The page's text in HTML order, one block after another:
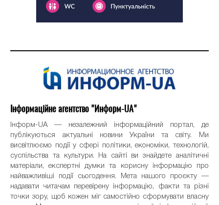
Інформаційне агентство "Информ-UA"
Інформ-UA — незалежний інформаційний портал, де
публікуються актуальні новини України та світу. Ми
висвітлюємо події у сфері політики, економіки, технологій,
суспільства та культури. На сайті ви знайдете аналітичні
матеріали, експертні думки та корисну інформацію про
найважливіші події сьогодення. Мета нашого проєкту —
надавати читачам перевірену інформацію, факти та різні
точки зору, щоб кожен міг самостійно сформувати власну